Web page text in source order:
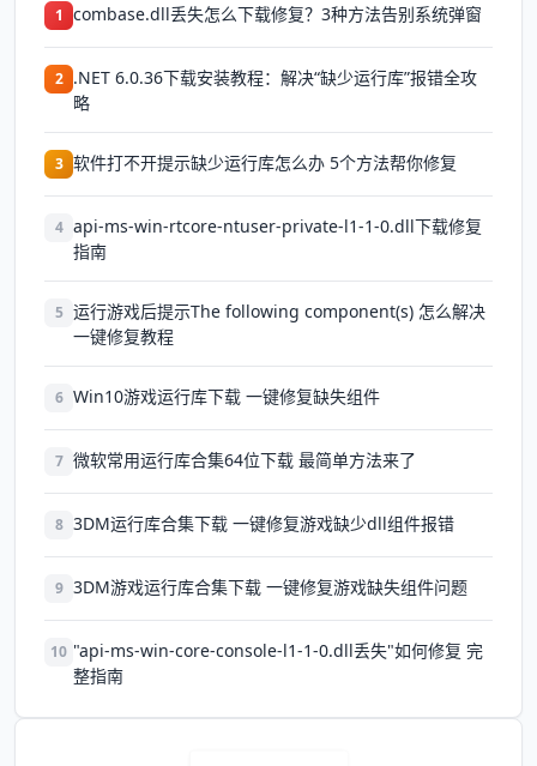
1 combase.dll丢失怎么下载修复？3种方法告别系统弹窗
2 .NET 6.0.36下载安装教程：解决“缺少运行库”报错全攻
略
3 软件打不开提示缺少运行库怎么办 5个方法帮你修复
4 api-ms-win-rtcore-ntuser-private-l1-1-0.dll下载修复
指南
5 运行游戏后提示The following component(s) 怎么解决
一键修复教程
6 Win10游戏运行库下载 一键修复缺失组件
7 微软常用运行库合集64位下载 最简单方法来了
8 3DM运行库合集下载 一键修复游戏缺少dll组件报错
9 3DM游戏运行库合集下载 一键修复游戏缺失组件问题
10 "api-ms-win-core-console-l1-1-0.dll丢失"如何修复 完
整指南